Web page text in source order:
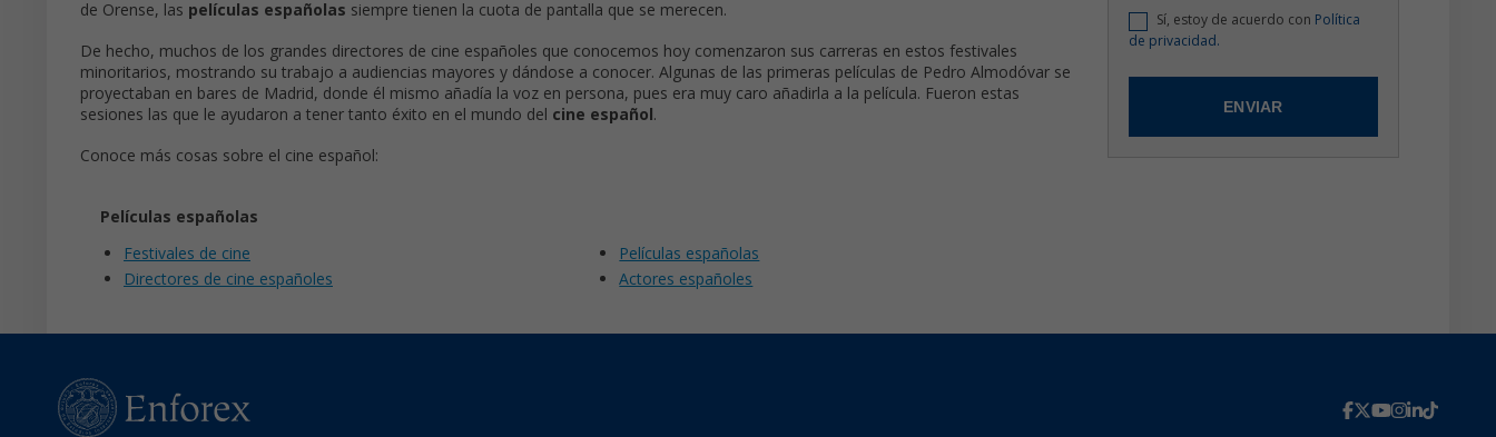
de Orense, las películas españolas siempre tienen la cuota de pantalla que se merecen.
De hecho, muchos de los grandes directores de cine españoles que conocemos hoy comenzaron sus carreras en estos festivales
minoritarios, mostrando su trabajo a audiencias mayores y dándose a conocer. Algunas de las primeras películas de Pedro Almodóvar se
proyectaban en bares de Madrid, donde él mismo añadía la voz en persona, pues era muy caro añadirla a la película. Fueron estas
sesiones las que le ayudaron a tener tanto éxito en el mundo del cine español.
Conoce más cosas sobre el cine español:
Películas españolas
Festivales de cine
Directores de cine españoles
Películas españolas
Actores españoles
Sí, estoy de acuerdo con Política
de privacidad.